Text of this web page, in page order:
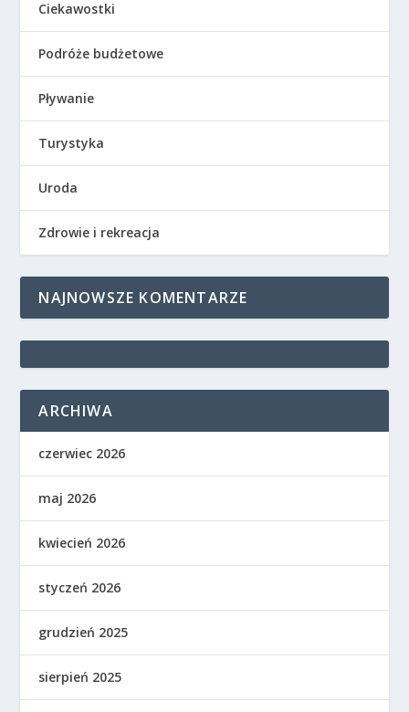
Ciekawostki
Podróże budżetowe
Pływanie
Turystyka
Uroda
Zdrowie i rekreacja
NAJNOWSZE KOMENTARZE
ARCHIWA
czerwiec 2026
maj 2026
kwiecień 2026
styczeń 2026
grudzień 2025
sierpień 2025